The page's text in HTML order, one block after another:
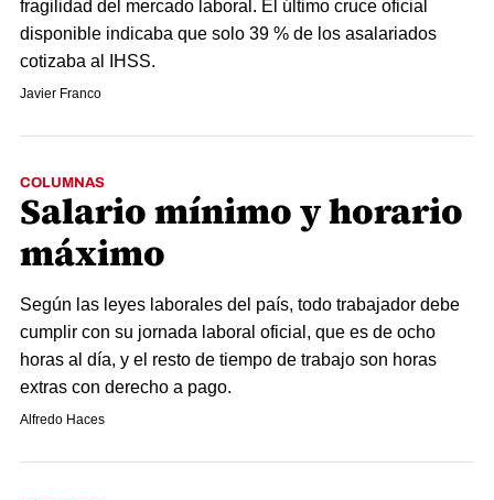
fragilidad del mercado laboral. El último cruce oficial
disponible indicaba que solo 39 % de los asalariados
cotizaba al IHSS.
Javier Franco
COLUMNAS
Salario mínimo y horario
máximo
Según las leyes laborales del país, todo trabajador debe
cumplir con su jornada laboral oficial, que es de ocho
horas al día, y el resto de tiempo de trabajo son horas
extras con derecho a pago.
Alfredo Haces